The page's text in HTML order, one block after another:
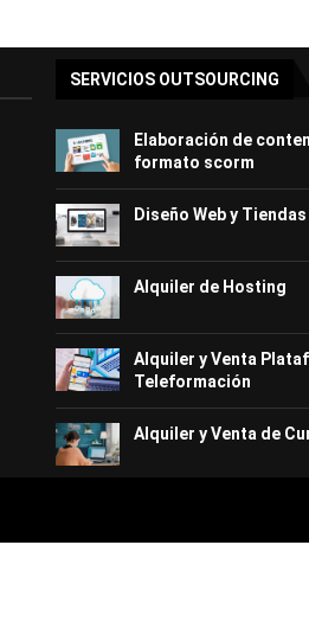
SERVICIOS OUTSOURCING
Elaboración de
formato scorm
Diseño Web y Tiendas
Alquiler de Hosting
Alquiler y Venta
Teleformación
Alquiler y Venta de